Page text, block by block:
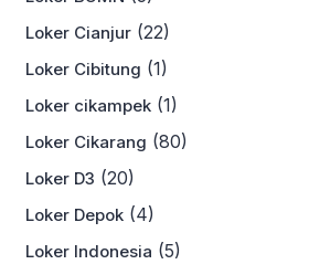
Loker Cianjur (22)
Loker Cibitung (1)
Loker cikampek (1)
Loker Cikarang (80)
Loker D3 (20)
Loker Depok (4)
Loker Indonesia (5)